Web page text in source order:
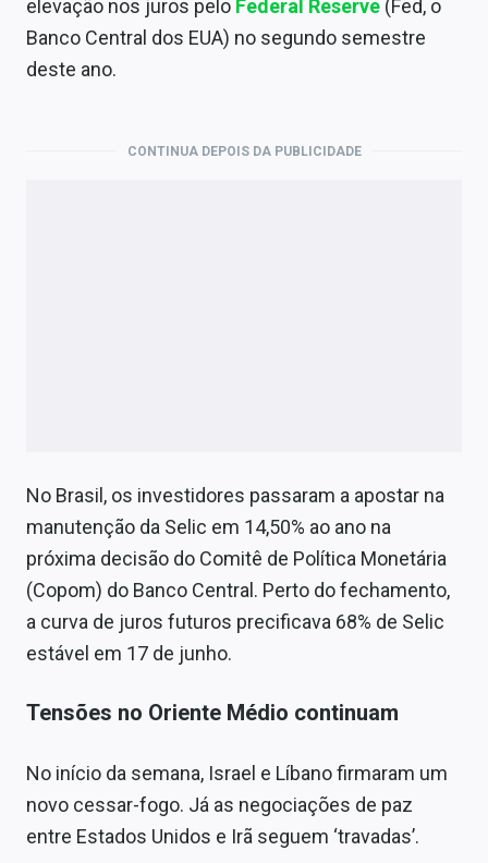
elevação nos juros pelo Federal Reserve (Fed, o
Banco Central dos EUA) no segundo semestre
deste ano.
CONTINUA DEPOIS DA PUBLICIDADE
No Brasil, os investidores passaram a apostar na
manutenção da Selic em 14,50% ao ano na
próxima decisão do Comitê de Política Monetária
(Copom) do Banco Central. Perto do fechamento,
a curva de juros futuros precificava 68% de Selic
estável em 17 de junho.
Tensões no Oriente Médio continuam
No início da semana, Israel e Líbano firmaram um
novo cessar-fogo. Já as negociações de paz
entre Estados Unidos e Irã seguem ‘travadas’.